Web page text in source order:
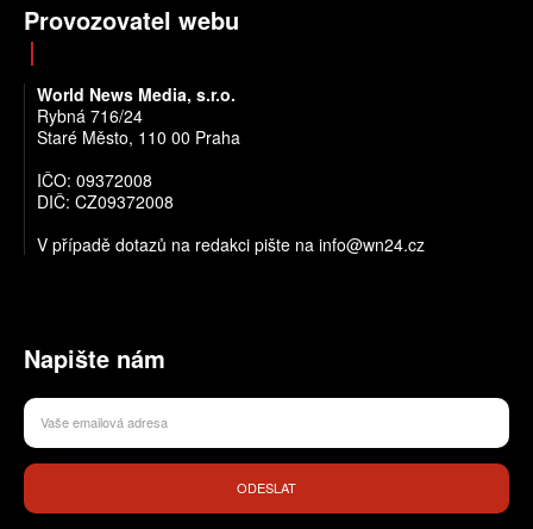
Provozovatel webu
World News Media, s.r.o.
Rybná 716/24
Staré Město, 110 00 Praha
IČO: 09372008
DIČ: CZ09372008
V případě dotazů na redakci pište na info@wn24.cz
Napište nám
ODESLAT